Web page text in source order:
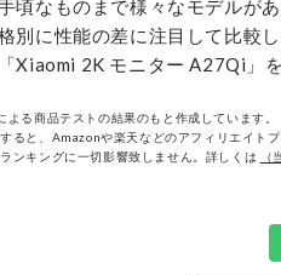
頃なものまで様々なモデルが
別に性能の差に注目して比較
Xiaomi 2K モニター A27Qi」
る商品テストの結果のもと作成しています。
ると、Amazonや楽天などのアフィリエイト
ンキングに一切影響致しません。詳しくは